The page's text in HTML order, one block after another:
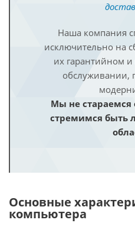
Наша компания
исключительно на
их гарантийном
обслуживании,
Мы не стараемся
стремимся быть
Основные
компьютера